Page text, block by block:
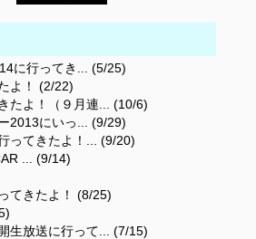
に行ってき... (5/25)
よ！ (2/22)
たよ！（９月連... (10/6)
2013にいっ... (9/29)
ってきたよ！... (9/20)
... (9/14)
てきたよ！ (8/25)
生放送に行って... (7/15)